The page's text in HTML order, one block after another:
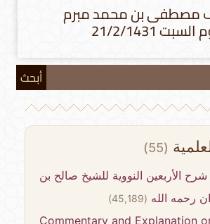
مصطفى بن محمد مبرم
21/2/1431
أبحث
(55)
الأربعين النووية للشيخ صالح بن
رحمه الله(45,189)
Commentary and Explanation